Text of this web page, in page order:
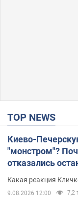
TOP NEWS
Киево-
"монстром"?
отказались
Какая реакция
9.08.2026 12:00 7,2